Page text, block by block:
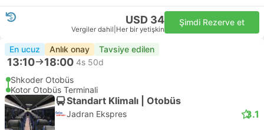
USD 34
Vergiler dahil Her bir yetişkin
Şimdi Rezerve et
En ucuz Anlık onay Tavsiye edilen
13:10 18:00 4s 50d
Shkoder Otobüs
Kotor Otobüs Terminali
Standart Klimalı | Otobüs
Jadran Ekspres 3.1